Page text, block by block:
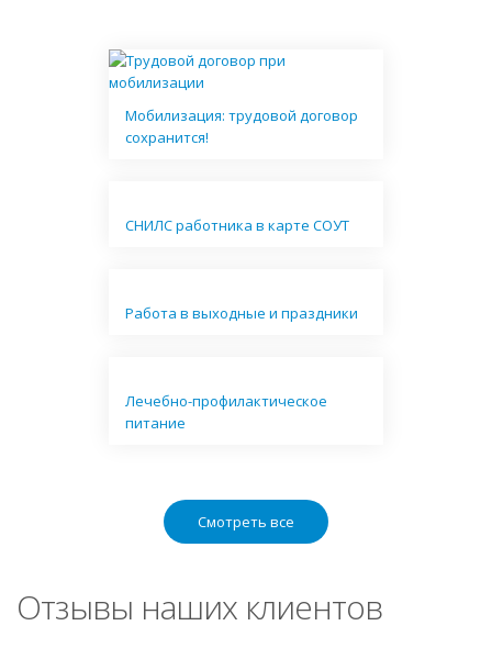
Мобилизация: трудовой договор
сохранится!
СНИЛС работника в карте СОУТ
Работа в выходные и праздники
Лечебно-профилактическое
питание
Смотреть все
Отзывы наших клиентов